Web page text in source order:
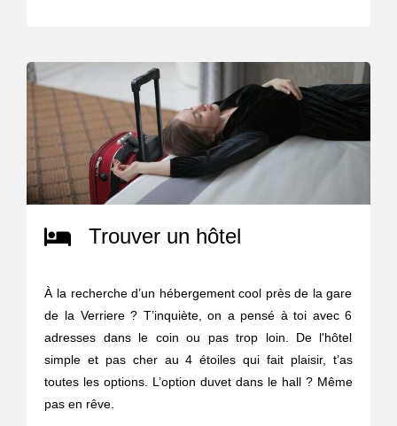
Trouver un hôtel
À la recherche d’un hébergement cool près de la gare
de la Verriere ? T’inquiète, on a pensé à toi avec 6
adresses dans le coin ou pas trop loin. De l'hôtel
simple et pas cher au 4 étoiles qui fait plaisir, t’as
toutes les options. L’option duvet dans le hall ? Même
pas en rêve.